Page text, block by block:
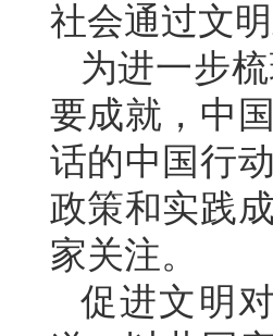
社会通过文
为进一步
要成就，中
话的中国行
政策和实践
家关注。
促进文明